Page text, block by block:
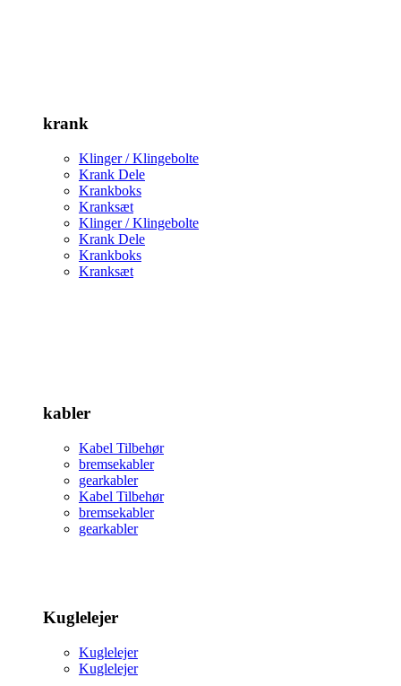
krank
Klinger / Klingebolte
Krank Dele
Krankboks
Kranksæt
Klinger / Klingebolte
Krank Dele
Krankboks
Kranksæt
kabler
Kabel Tilbehør
bremsekabler
gearkabler
Kabel Tilbehør
bremsekabler
gearkabler
Kuglelejer
Kuglelejer
Kuglelejer